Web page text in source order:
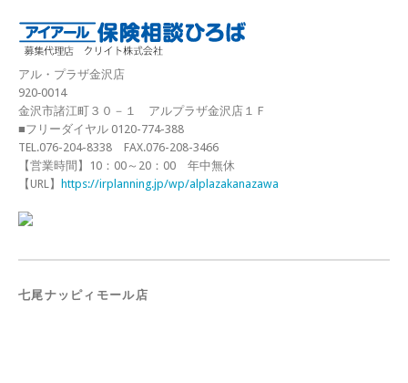
アル・プラザ金沢店
920‐0014
金沢市諸江町３０－１ アルプラザ金沢店１Ｆ
■フリーダイヤル 0120-774-388
TEL.076-204-8338 FAX.076-208-3466
【営業時間】10：00～20：00 年中無休
【URL】 https://irplanning.jp/wp/alplazakanazawa
七尾ナッピィモール店